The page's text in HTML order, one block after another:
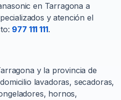
en Tarragona a
y atención el
977 111 111.
y la provincia de
lavadoras, secadoras,
hornos,